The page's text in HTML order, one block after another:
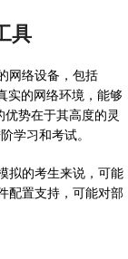
具
网络设备，包括
实的网络环境，能够
优势在于其高度的灵
学习和考试。
拟的考生来说，可能
配置支持，可能对部